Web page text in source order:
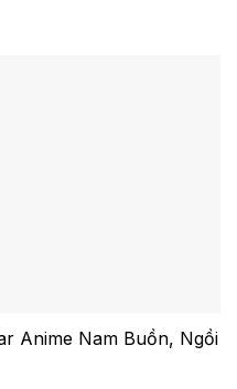
Anime Nam Buồn, Ngồi